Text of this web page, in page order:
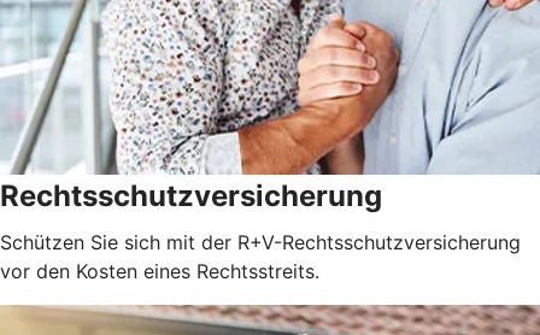
Rechtsschutzversicherung
Schützen Sie sich mit der R+V-Rechtsschutzversicherung
vor den Kosten eines Rechtsstreits.